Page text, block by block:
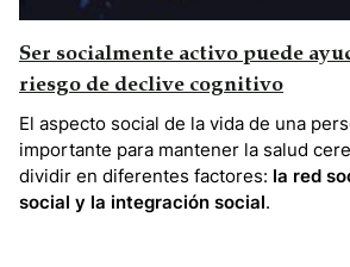
Ser socialmente activo puede
riesgo de declive cognitivo
El aspecto social de la vida de una
importante para mantener la salud
dividir en diferentes factores: la red
social y la integración social.